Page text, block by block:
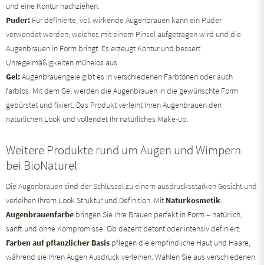
und eine Kontur nachziehen.
Puder: Für definierte, voll wirkende Augenbrauen kann ein Puder
verwendet werden, welches mit einem Pinsel aufgetragen wird und die
Augenbrauen in Form bringt. Es erzeugt Kontur und bessert
Unregelmäßigkeiten mühelos aus.
Gel:Augenbrauengele gibt es in verschiedenen Farbtönen oder auch
farblos. Mit dem Gel werden die Augenbrauen in die gewünschte Form
gebürstet und fixiert. Das Produkt verleiht Ihren Augenbrauen den
natürlichen Look und vollendet Ihr natürliches Make-up.
Weitere Produkte rund um Augen und Wimpern
bei BioNaturel
Die Augenbrauen sind der Schlüssel zu einem ausdrucksstarken Gesicht und
verleihen Ihrem Look Struktur und Definition. Mit Naturkosmetik-
Augenbrauenfarbe bringen Sie Ihre Brauen perfekt in Form – natürlich,
sanft und ohne Kompromisse. Ob dezent betont oder intensiv definiert:
Farben auf pflanzlicher Basis pflegen die empfindliche Haut und Haare,
während sie Ihren Augen Ausdruck verleihen. Wählen Sie aus verschiedenen